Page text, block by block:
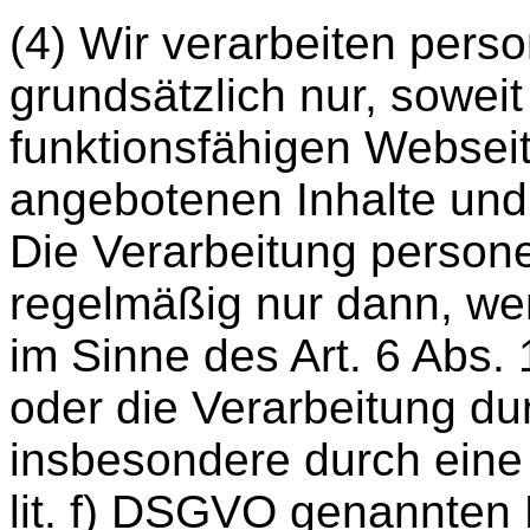
(4) Wir verarbeiten
grundsätzlich nur,
funktionsfähigen
angebotenen Inhalte
Die Verarbeitung
regelmäßig nur dann,
im Sinne des Art. 6
oder die Verarbeitung
insbesondere durch
lit. f) DSGVO